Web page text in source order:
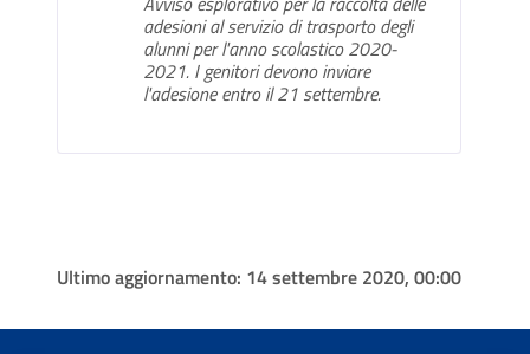
adesioni al servizio di trasporto degli
alunni per l'anno scolastico 2020-
2021. I genitori devono inviare
l'adesione entro il 21 settembre.
Ultimo aggiornamento: 14 settembre 2020, 00:00